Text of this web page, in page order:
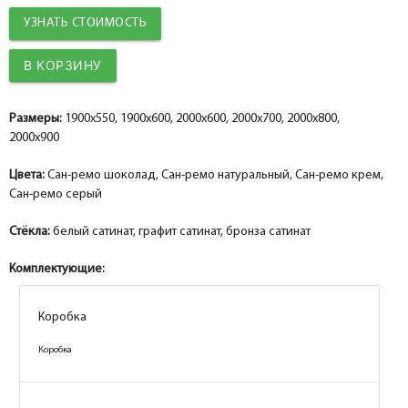
УЗНАТЬ СТОИМОСТЬ
Размеры: 1900x550, 1900x600, 2000x600, 2000x700, 2000x800,
2000x900
Цвета: Сан-ремо шоколад, Сан-ремо натуральный, Сан-ремо крем,
Сан-ремо серый
Стёкла: белый сатинат, графит сатинат, бронза сатинат
Комплектующие:
Коробка
Коробка
Коробка
Коробка
Коробка
Коробка
Коробка
Коробка
Коробка
Коробка
Коробка
Коробка
Коробка
Коробка
Коробка
Коробка
Коробка
Коробка
Коробка
Коробка
Коробка
Коробка
Коробка
Коробка